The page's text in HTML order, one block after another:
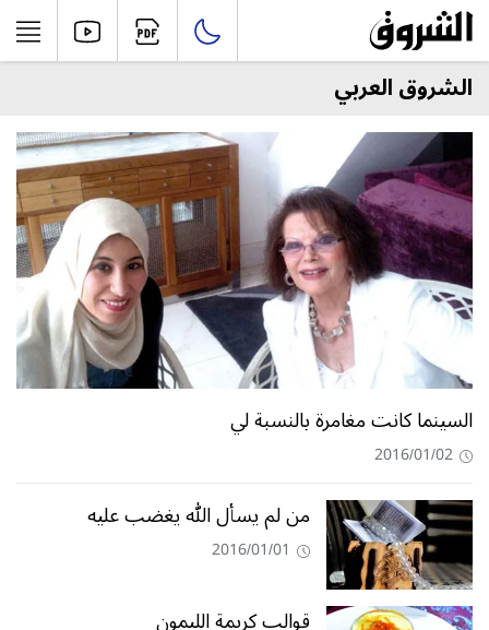
الشروق العربي
السينما كانت مغامرة بالنسبة لي
2016/01/02
من لم يسأل الله يغضب عليه
2016/01/01
قوالب كريمة الليمون